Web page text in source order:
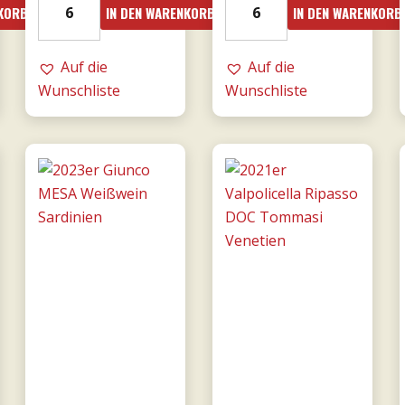
Mille
e
una
notte
DOC
-
Donnafugata
Menge
IN DEN WARENKORB
Auf die
Wunschliste
Amarone
dalla
Valpolicella
DOCG
0,75l
Tommasi
Menge
IN DEN WARENKORB
Auf die
Wunschliste